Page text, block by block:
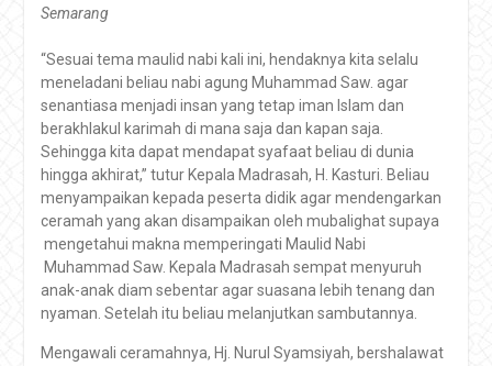
Semarang
“Sesuai tema maulid nabi kali ini, hendaknya kita selalu
meneladani beliau nabi agung Muhammad Saw. agar
senantiasa menjadi insan yang tetap iman Islam dan
berakhlakul karimah di mana saja dan kapan saja.
Sehingga kita dapat mendapat syafaat beliau di dunia
hingga akhirat,” tutur Kepala Madrasah, H. Kasturi. Beliau
menyampaikan kepada peserta didik agar mendengarkan
ceramah yang akan disampaikan oleh mubalighat supaya
mengetahui makna memperingati Maulid Nabi
Muhammad Saw. Kepala Madrasah sempat menyuruh
anak-anak diam sebentar agar suasana lebih tenang dan
nyaman. Setelah itu beliau melanjutkan sambutannya.
Mengawali ceramahnya, Hj. Nurul Syamsiyah, bershalawat